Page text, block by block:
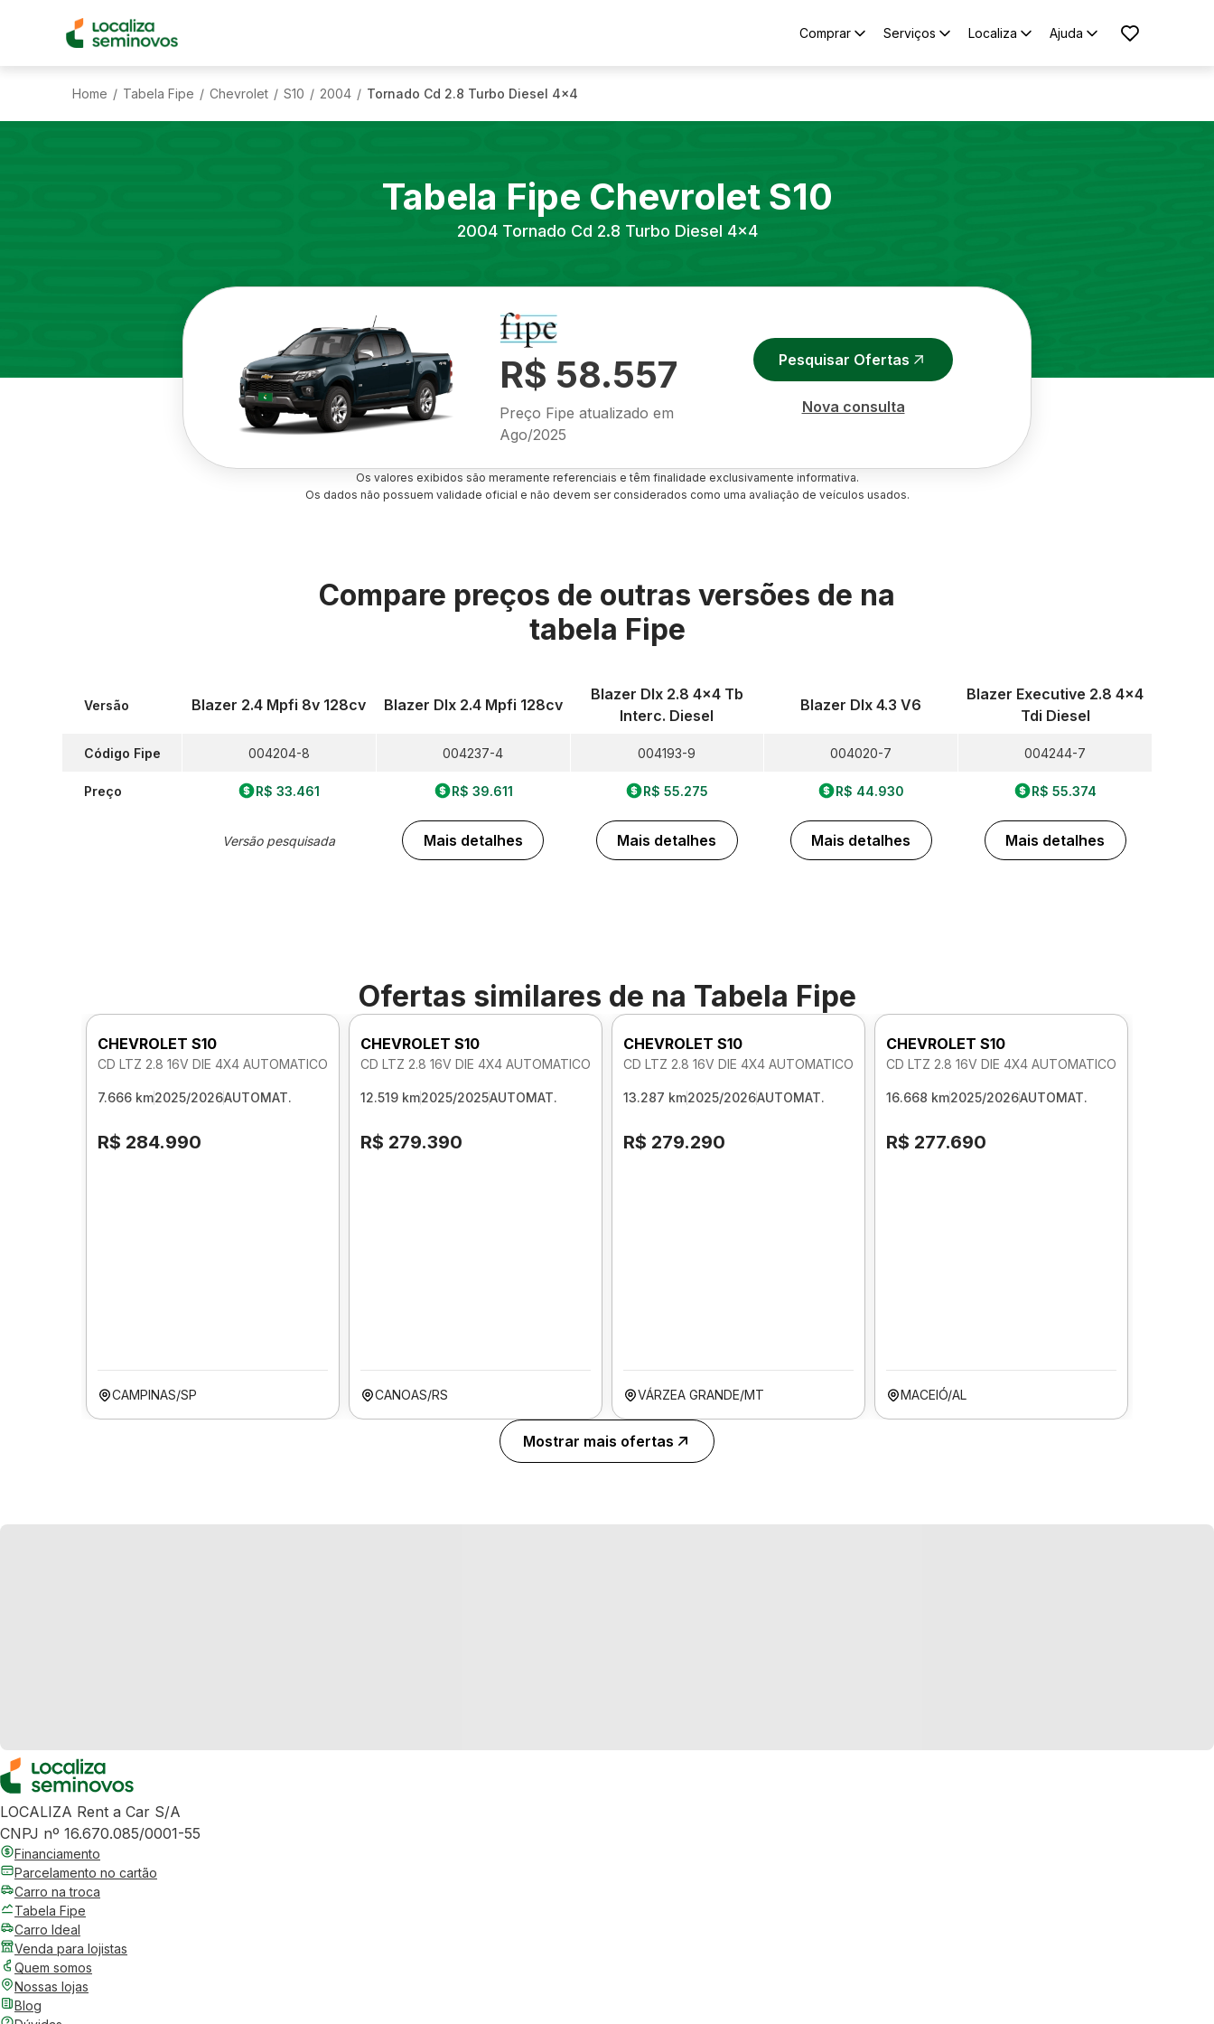
Comprar Serviços Localiza Ajuda
Home / Tabela Fipe / Chevrolet / S10 / 2004 / Tornado Cd 2.8 Turbo Diesel 4x4
Tabela Fipe Chevrolet S10
2004 Tornado Cd 2.8 Turbo Diesel 4x4
R$ 58.557
Preço Fipe atualizado em
Ago/2025
Pesquisar Ofertas
Nova consulta
Os valores exibidos são meramente referenciais e têm finalidade exclusivamente informativa.
Os dados não possuem validade oficial e não devem ser considerados como uma avaliação de veículos usados.
Compare preços de outras versões de na
tabela Fipe
Versão
Código Fipe
Preço
Blazer 2.4 Mpfi 8v 128cv
004204-8
R$ 33.461
Versão pesquisada
Blazer Dlx 2.4 Mpfi 128cv
004237-4
R$ 39.611
Mais detalhes
Blazer Dlx 2.8 4x4 Tb
Interc. Diesel
004193-9
R$ 55.275
Mais detalhes
Blazer Dlx 4.3 V6
004020-7
R$ 44.930
Mais detalhes
Blazer Executive 2.8 4x4
Tdi Diesel
004244-7
R$ 55.374
Mais detalhes
Ofertas similares de na Tabela Fipe
CHEVROLET S10
CD LTZ 2.8 16V DIE 4X4 AUTOMATICO
7.666 km2025/2026AUTOMAT.
R$ 284.990
CAMPINAS/SP
CHEVROLET S10
CD LTZ 2.8 16V DIE 4X4 AUTOMATICO
12.519 km2025/2025AUTOMAT.
R$ 279.390
CANOAS/RS
CHEVROLET S10
CD LTZ 2.8 16V DIE 4X4 AUTOMATICO
13.287 km2025/2026AUTOMAT.
R$ 279.290
VÁRZEA GRANDE/MT
CHEVROLET S10
CD LTZ 2.8 16V DIE 4X4 AUTOMATICO
16.668 km2025/2026AUTOMAT.
R$ 277.690
MACEIÓ/AL
Mostrar mais ofertas
LOCALIZA Rent a Car S/A
CNPJ nº 16.670.085/0001-55
Financiamento
Parcelamento no cartão
Carro na troca
Tabela Fipe
Carro Ideal
Venda para lojistas
Quem somos
Nossas lojas
Blog